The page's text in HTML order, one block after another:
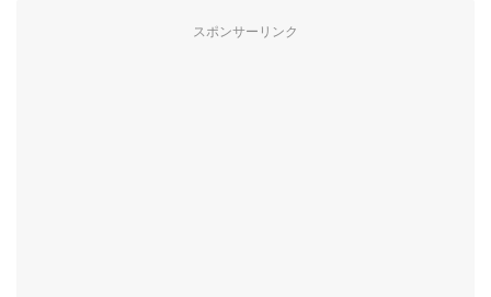
スポンサーリンク